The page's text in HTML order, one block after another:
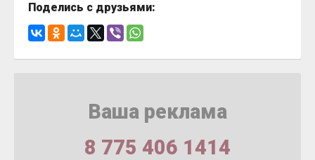
Поделись с друзьями:
Ваша реклама
8 775 406 1414